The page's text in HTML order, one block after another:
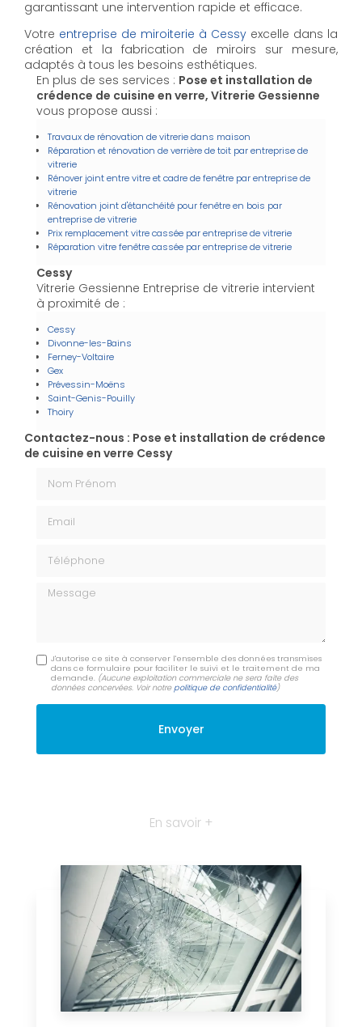
garantissant une intervention rapide et efficace.
Votre entreprise de miroiterie à Cessy excelle dans la
création et la fabrication de miroirs sur mesure,
adaptés à tous les besoins esthétiques.
En plus de ses services : Pose et installation de
crédence de cuisine en verre, Vitrerie Gessienne
vous propose aussi :
Travaux de rénovation de vitrerie dans maison
Réparation et rénovation de verrière de toit par entreprise de
vitrerie
Rénover joint entre vitre et cadre de fenêtre par entreprise de
vitrerie
Rénovation joint d'étanchéité pour fenêtre en bois par
entreprise de vitrerie
Prix remplacement vitre cassée par entreprise de vitrerie
Réparation vitre fenêtre cassée par entreprise de vitrerie
Cessy
Vitrerie Gessienne Entreprise de vitrerie intervient
à proximité de :
Cessy
Divonne-les-Bains
Ferney-Voltaire
Gex
Prévessin-Moëns
Saint-Genis-Pouilly
Thoiry
Contactez-nous : Pose et installation de crédence
de cuisine en verre Cessy
Message
J'autorise ce site à conserver l'ensemble des données transmises
dans ce formulaire pour faciliter le suivi et le traitement de ma
demande. (Aucune exploitation commerciale ne sera faite des
données concervées. Voir notrepolitique de confidentialité)
En savoir +